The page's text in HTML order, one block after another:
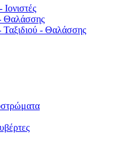
Θαλάσσης
Ταξιδιού - Θαλάσσης